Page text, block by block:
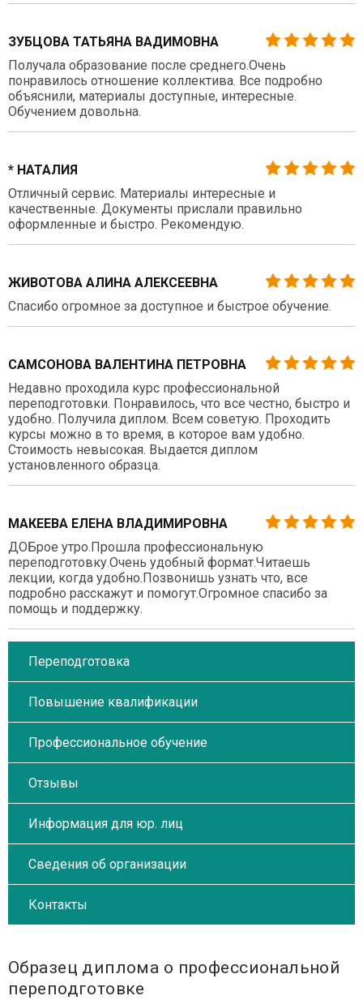
ЗУБЦОВА ТАТЬЯНА ВАДИМОВНА
Получала образование после среднего.Очень
понравилось отношение коллектива. Все подробно
объяснили, материалы доступные, интересные.
Обучением довольна.
* НАТАЛИЯ
Отличный сервис. Материалы интересные и
качественные. Документы прислали правильно
оформленные и быстро. Рекомендую.
ЖИВОТОВА АЛИНА АЛЕКСЕЕВНА
Спасибо огромное за доступное и быстрое обучение.
САМСОНОВА ВАЛЕНТИНА ПЕТРОВНА
Недавно проходила курс профессиональной
переподготовки. Понравилось, что все честно, быстро и
удобно. Получила диплом. Всем советую. Проходить
курсы можно в то время, в которое вам удобно.
Стоимость невысокая. Выдается диплом
установленного образца.
МАКЕЕВА ЕЛЕНА ВЛАДИМИРОВНА
ДОБрое утро.Прошла профессиональную
переподготовку.Очень удобный формат.Читаешь
лекции, когда удобно.Позвонишь узнать что, все
подробно расскажут и помогут.Огромное спасибо за
помощь и поддержку.
Переподготовка
Повышение квалификации
Профессиональное обучение
Отзывы
Информация для юр. лиц
Сведения об организации
Контакты
Образец диплома о профессиональной
переподготовке